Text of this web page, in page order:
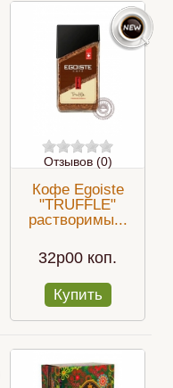
Отзывов (0)
Кофе Egoiste
"TRUFFLE"
растворимы...
32p00 коп.
Купить